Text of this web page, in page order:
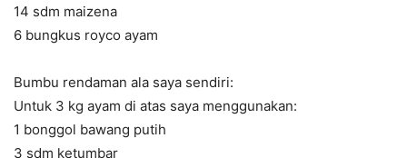
14 sdm maizena
6 bungkus royco ayam
Bumbu rendaman ala saya sendiri:
Untuk 3 kg ayam di atas saya menggunakan:
1 bonggol bawang putih
3 sdm ketumbar